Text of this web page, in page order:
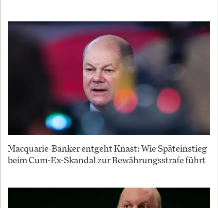
Macquarie-Banker entgeht Knast: Wie Späteinstieg
beim Cum-Ex-Skandal zur Bewährungsstrafe führt